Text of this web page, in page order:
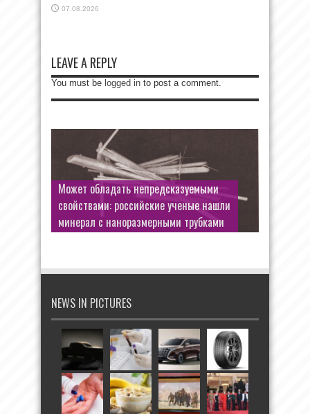
07.08.2026
LEAVE A REPLY
You must be logged in to post a comment.
Может обладать непредсказуемыми
свойствами: российские ученые нашли
минерал с наноразмерными трубками
Андрей Смоляков сменил шляпу
майора Черкасова на образ теневого
дельца
NEWS IN PICTURES